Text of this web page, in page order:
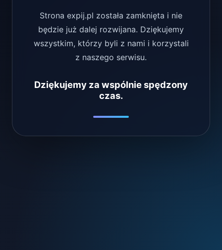
Strona expij.pl została zamknięta i nie
będzie już dalej rozwijana. Dziękujemy
wszystkim, którzy byli z nami i korzystali
z naszego serwisu.
Dziękujemy za wspólnie spędzony
czas.